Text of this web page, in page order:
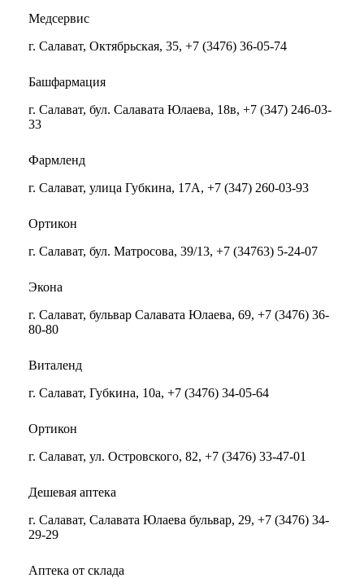
Медсервис
г. Салават, Октябрьская, 35, +7 (3476) 36-05-74
Башфармация
г. Салават, бул. Салавата Юлаева, 18в, +7 (347) 246-03-
33
Фармленд
г. Салават, улица Губкина, 17А, +7 (347) 260-03-93
Ортикон
г. Салават, бул. Матросова, 39/13, +7 (34763) 5-24-07
Экона
г. Салават, бульвар Салавата Юлаева, 69, +7 (3476) 36-
80-80
Виталенд
г. Салават, Губкина, 10а, +7 (3476) 34-05-64
Ортикон
г. Салават, ул. Островского, 82, +7 (3476) 33-47-01
Дешевая аптека
г. Салават, Салавата Юлаева бульвар, 29, +7 (3476) 34-
29-29
Аптека от склада